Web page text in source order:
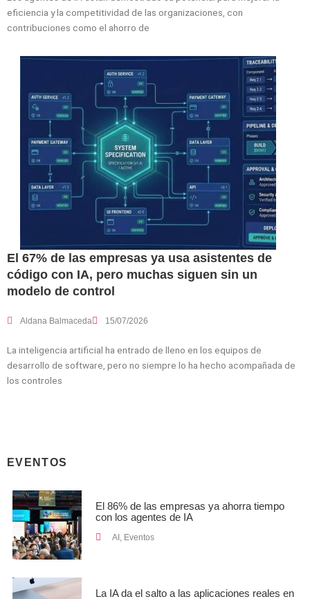
eficiencia y la competitividad de las organizaciones, con
contribuciones como el ahorro de
El 67% de las empresas ya usa asistentes de
código con IA, pero muchas siguen sin un
modelo de control
Aldana Balmaceda 15/07/2026
La inteligencia artificial ha entrado de lleno en los equipos de
desarrollo de software, pero no siempre lo ha hecho acompañada de
los controles
EVENTOS
El 86% de las empresas ya ahorra tiempo
con los agentes de IA
AI , Eventos
La IA da el salto a las aplicaciones reales en